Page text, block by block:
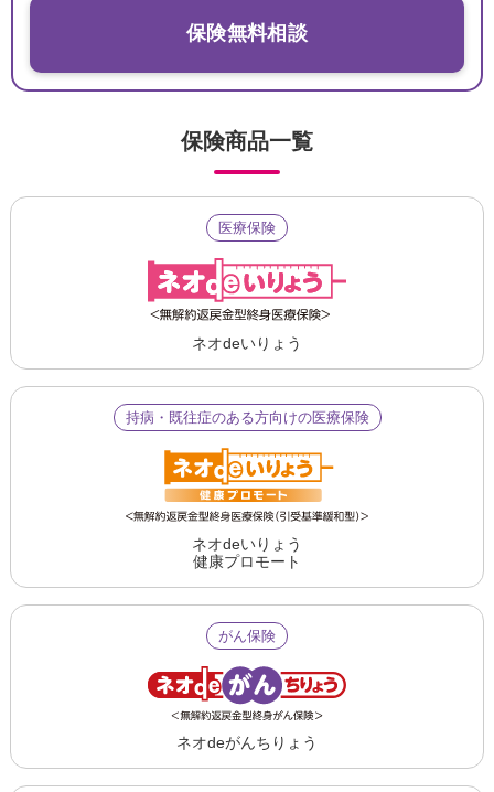
保険無料相談
保険商品一覧
医療保険
ネオdeいりょう
持病・既往症のある方向けの医療保険
ネオdeいりょう
健康プロモート
がん保険
ネオdeがんちりょう